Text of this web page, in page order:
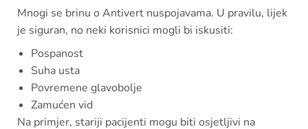
Mnogi se brinu o Antivert nuspojavama. U pravilu, lijek
je siguran, no neki korisnici mogli bi iskusiti:
Pospanost
Suha usta
Povremene glavobolje
Zamućen vid
Na primjer, stariji pacijenti mogu biti osjetljivi na